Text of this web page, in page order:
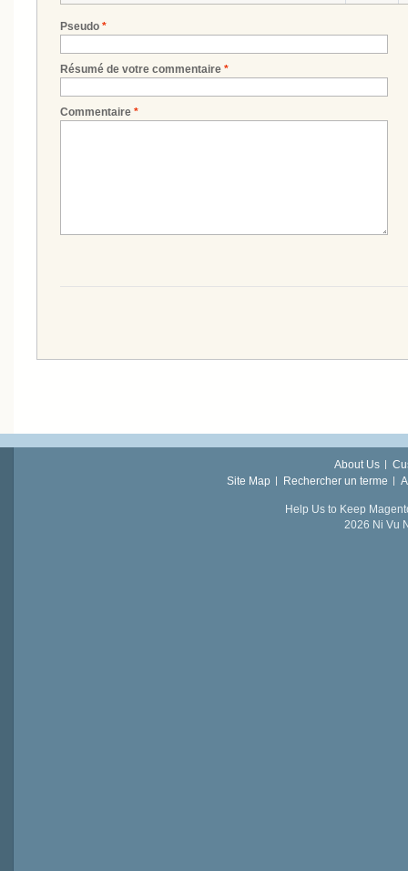
*
Pseudo
*
Résumé de votre commentaire
*
Commentaire
About Us
Site Map
Rechercher un terme
Help Us to Keep
2026 Ni Vu